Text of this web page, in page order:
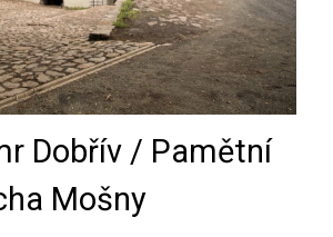
Dobřív / Pamětní
Mošny